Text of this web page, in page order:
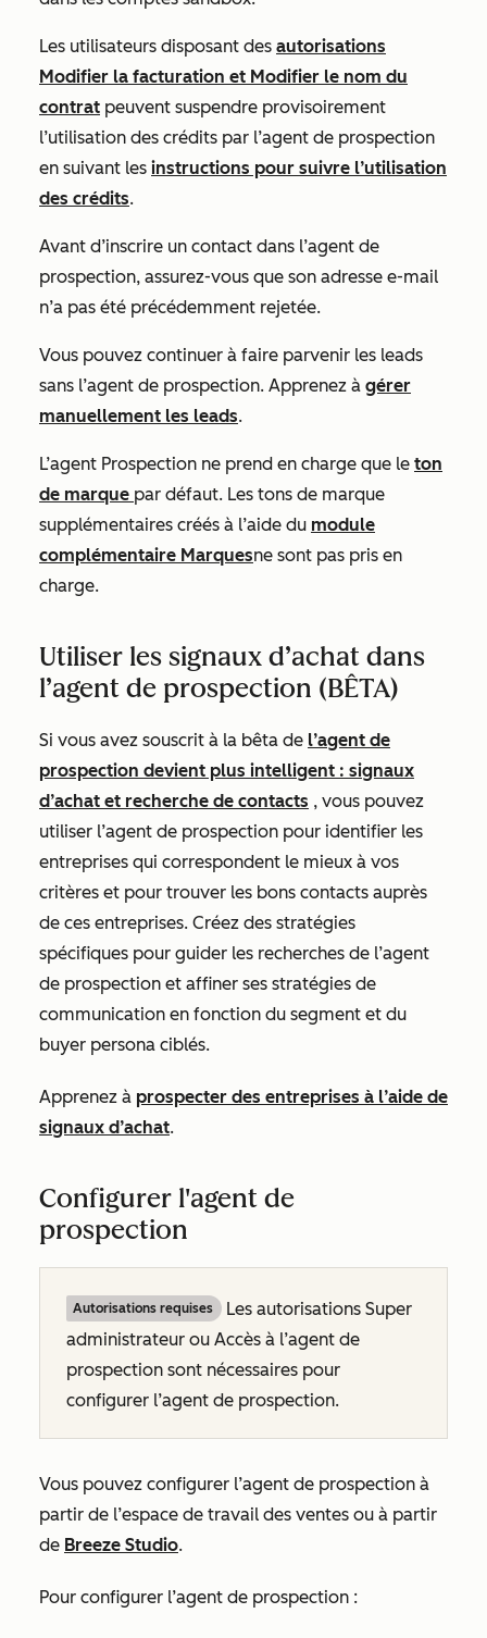
Les utilisateurs disposant des autorisations
Modifier la facturation et Modifier le nom du
contrat peuvent suspendre provisoirement
l’utilisation des crédits par l’agent de prospection
en suivant les instructions pour suivre l’utilisation
des crédits.
Avant d’inscrire un contact dans l’agent de
prospection, assurez-vous que son adresse e-mail
n’a pas été précédemment rejetée.
Vous pouvez continuer à faire parvenir les leads
sans l’agent de prospection. Apprenez à gérer
manuellement les leads.
L’agent Prospection ne prend en charge que le ton
de marque par défaut. Les tons de marque
supplémentaires créés à l’aide du module
complémentaire Marquesne sont pas pris en
charge.
Utiliser les signaux d’achat dans
l’agent de prospection (BÊTA)
Si vous avez souscrit à la bêta de l’agent de
prospection devient plus intelligent : signaux
d’achat et recherche de contacts , vous pouvez
utiliser l’agent de prospection pour identifier les
entreprises qui correspondent le mieux à vos
critères et pour trouver les bons contacts auprès
de ces entreprises. Créez des stratégies
spécifiques pour guider les recherches de l’agent
de prospection et affiner ses stratégies de
communication en fonction du segment et du
buyer persona ciblés.
Apprenez à prospecter des entreprises à l’aide de
signaux d’achat.
Configurer l'agent de
prospection
Autorisations requises
Les autorisations Super
administrateur ou Accès à l’agent de
prospection sont nécessaires pour
configurer l’agent de prospection.
Vous pouvez configurer l’agent de prospection à
partir de l’espace de travail des ventes ou à partir
de Breeze Studio.
Pour configurer l’agent de prospection :